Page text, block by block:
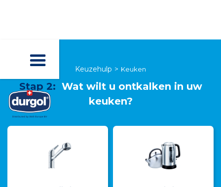
Keuzehulp > Keuken
Stap 2: Wat wilt u ontkalken in uw
keuken?